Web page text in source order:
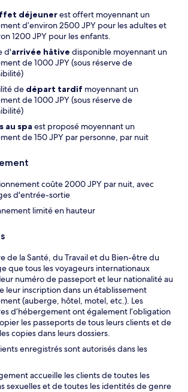
déjeunerest offert moyennant un
d’environ 2500 JPY pour les adultes et
1200 JPY pour les enfants.
d'arrivée hâtive disponible moyennant un
de 1000 JPY (sous réserve de
de départ tardif moyennant un
de 1000 JPY (sous réserve de
au spa est proposé moyennant un
de 150 JPY par personne, par nuit
coûte 2000 JPY par nuit, avec
d'entrée-sortie
limité en hauteur
de la Santé, du Travail et du Bien-être du
que tous les voyageurs internationaux
numéro de passeport et leur nationalité au
leur inscription dans un établissement
(auberge, hôtel, motel, etc.). Les
d’hébergement ont également l’obligation
les passeports de tous leurs clients et de
copies dans leurs dossiers.
enregistrés sont autorisés dans les
accueille les clients de toutes les
sexuelles et de toutes les identités de genre